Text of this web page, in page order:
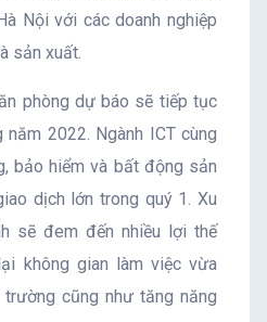
Nội với các doanh nghiệp
sản xuất.
phòng dự báo sẽ tiếp tục
2022. Ngành ICT cùng
bảo hiểm và bất động sản
dịch lớn trong quý 1. Xu
sẽ đem đến nhiều lợi thế
không gian làm việc vừa
cũng như tăng năng